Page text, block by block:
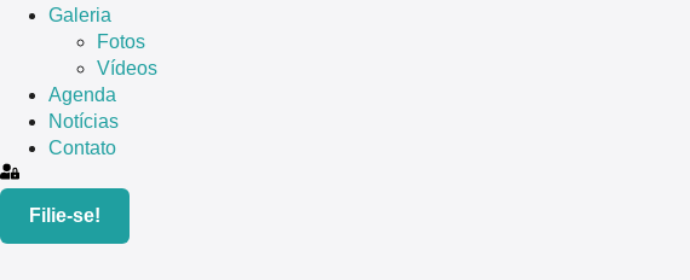
Galeria
Fotos
Vídeos
Agenda
Notícias
Contato
Filie-se!